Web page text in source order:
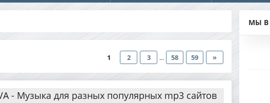
1 2 3 ... 58 59 »
- Музыка для разных популярных mp3 сайтов
МЫ В